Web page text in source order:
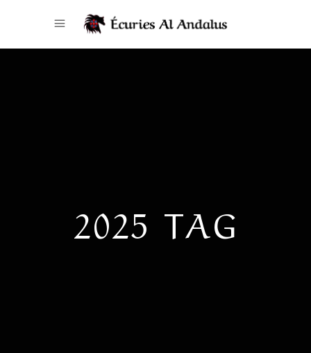
2025 TAG